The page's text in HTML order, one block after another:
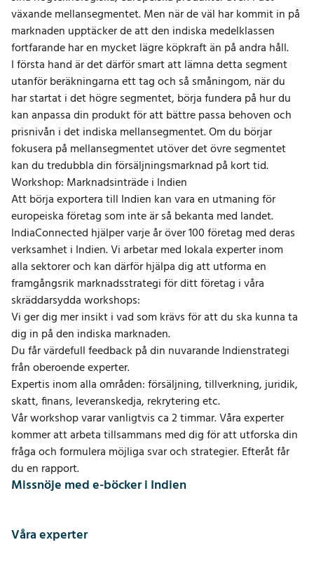
Våra experter
växande mellansegmentet. Men när de väl har kommit in på
marknaden upptäcker de att den indiska medelklassen
fortfarande har en mycket lägre köpkraft än på andra håll.
I första hand är det därför smart att lämna detta segment
utanför beräkningarna ett tag och så småningom, när du
har startat i det högre segmentet, börja fundera på hur du
kan anpassa din produkt för att bättre passa behoven och
prisnivån i det indiska mellansegmentet. Om du börjar
fokusera på mellansegmentet utöver det övre segmentet
kan du tredubbla din försäljningsmarknad på kort tid.
Workshop: Marknadsinträde i Indien
Att börja exportera till Indien kan vara en utmaning för
europeiska företag som inte är så bekanta med landet.
IndiaConnected hjälper varje år över 100 företag med deras
verksamhet i Indien. Vi arbetar med lokala experter inom
alla sektorer och kan därför hjälpa dig att utforma en
framgångsrik marknadsstrategi för ditt företag i våra
skräddarsydda workshops:
Vi ger dig mer insikt i vad som krävs för att du ska kunna ta
dig in på den indiska marknaden.
Du får värdefull feedback på din nuvarande Indienstrategi
från oberoende experter.
Expertis inom alla områden: försäljning, tillverkning, juridik,
skatt, finans, leveranskedja, rekrytering etc.
Vår workshop varar vanligtvis ca 2 timmar. Våra experter
kommer att arbeta tillsammans med dig för att utforska din
fråga och formulera möjliga svar och strategier. Efteråt får
du en rapport.
Missnöje med e-böcker i Indien